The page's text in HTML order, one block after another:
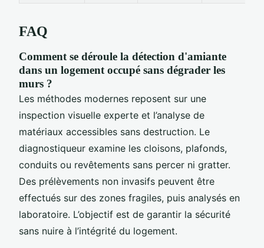
FAQ
Comment se déroule la détection d'amiante
dans un logement occupé sans dégrader les
murs ?
Les méthodes modernes reposent sur une
inspection visuelle experte et l’analyse de
matériaux accessibles sans destruction. Le
diagnostiqueur examine les cloisons, plafonds,
conduits ou revêtements sans percer ni gratter.
Des prélèvements non invasifs peuvent être
effectués sur des zones fragiles, puis analysés en
laboratoire. L’objectif est de garantir la sécurité
sans nuire à l’intégrité du logement.